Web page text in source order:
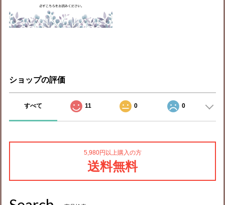
ショップの評価
すべて 11 0 0
5,980円以上購入の方
送料無料